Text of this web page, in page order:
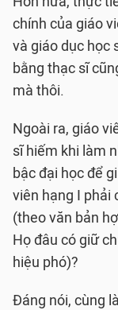
chính của giáo
và giáo dục học
bằng thạc sĩ
mà thôi.
Ngoài ra, giáo
sĩ hiếm khi làm
bậc đại học để
viên hạng I phải
(theo văn bản
Họ đâu có giữ
hiệu phó)?
Đáng nói, cùng